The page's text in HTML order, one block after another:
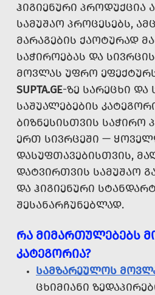
ᲰᲘᲒᲘᲔᲜᲣᲠᲘ ᲞᲠᲝᲓᲣᲥᲪᲘᲐ
ᲡᲐᲛᲣᲨᲐᲝ ᲞᲠᲝᲪᲔᲡᲔᲑᲡ,
ᲛᲐᲠᲐᲒᲔᲑᲘᲡ ᲥᲐᲝᲢᲣᲠᲐᲓ
ᲡᲐᲭᲘᲠᲝᲔᲑᲐᲡ ᲓᲐ
ᲛᲝᲕᲚᲐᲡ ᲣᲤᲠᲝ
SUPTA.GE-ᲖᲔ ᲡᲐᲠᲔᲪᲮᲘ ᲓᲐ
ᲡᲐᲨᲣᲐᲚᲔᲑᲔᲑᲘᲡ
ᲑᲘᲖᲜᲔᲡᲘᲡᲗᲕᲘᲡ ᲡᲐᲭᲘᲠᲝ
ᲔᲠᲗ ᲡᲘᲕᲠᲪᲔᲨᲘ —
ᲓᲐᲡᲣᲤᲗᲐᲕᲔᲑᲘᲡᲗᲕᲘᲡ,
ᲓᲐᲢᲕᲘᲠᲗᲕᲘᲡ ᲡᲐᲛᲣᲨᲐᲝ
ᲓᲐ ᲰᲘᲒᲘᲔᲜᲣᲠᲘ
ᲨᲔᲡᲐᲜᲐᲠᲩᲣᲜᲔᲑᲚᲐᲓ.
ᲠᲐ ᲛᲘᲛᲐᲠᲗᲣᲚᲔᲑᲔᲑᲡ
ᲙᲐᲢᲔᲒᲝᲠᲘᲐ?
ᲡᲐᲛᲖᲐᲠᲔᲣᲚᲝᲡ
ᲪᲮᲘᲛᲘᲐᲜᲘ